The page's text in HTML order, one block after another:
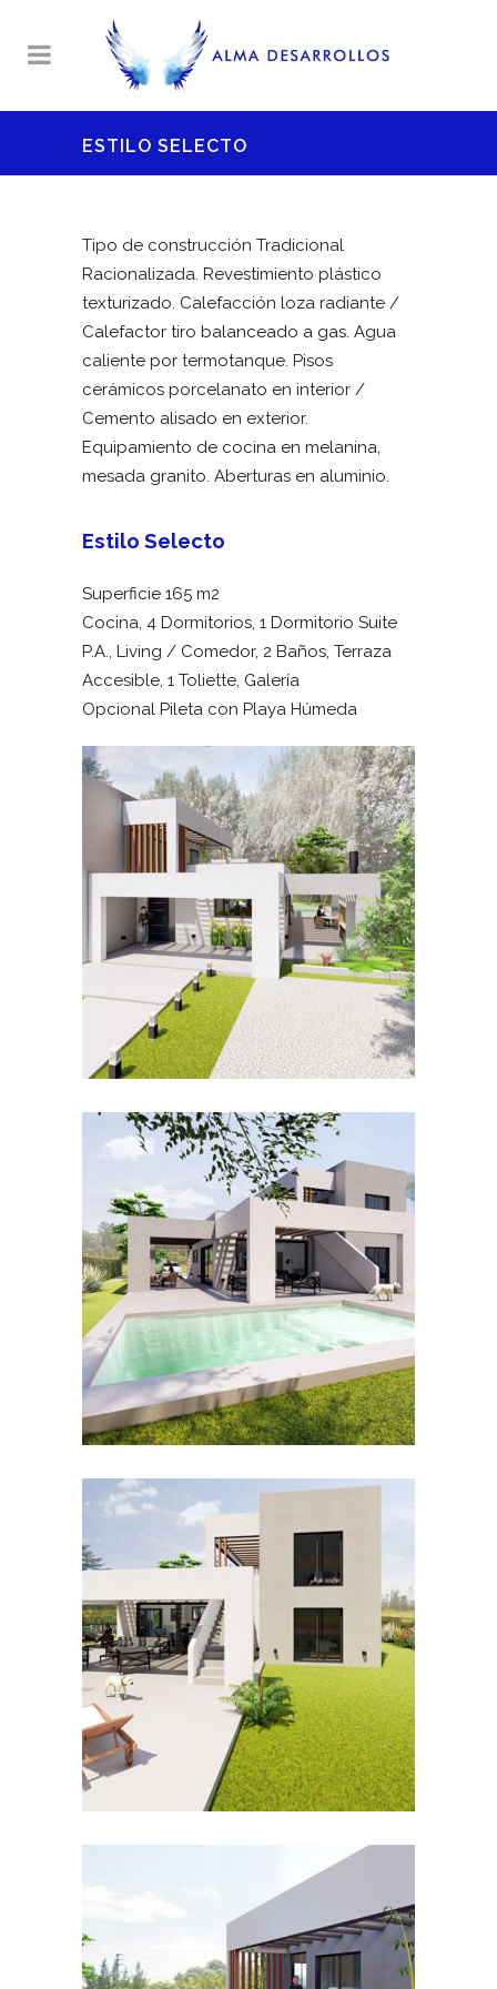
ESTILO SELECTO
Tipo de construcción Tradicional
Racionalizada. Revestimiento plástico
texturizado. Calefacción loza radiante /
Calefactor tiro balanceado a gas. Agua
caliente por termotanque. Pisos
cerámicos porcelanato en interior /
Cemento alisado en exterior.
Equipamiento de cocina en melanina,
mesada granito. Aberturas en aluminio.
Estilo Selecto
Superficie 165 m2
Cocina, 4 Dormitorios, 1 Dormitorio Suite
P.A., Living / Comedor, 2 Baños, Terraza
Accesible, 1 Toliette, Galería
Opcional Pileta con Playa Húmeda